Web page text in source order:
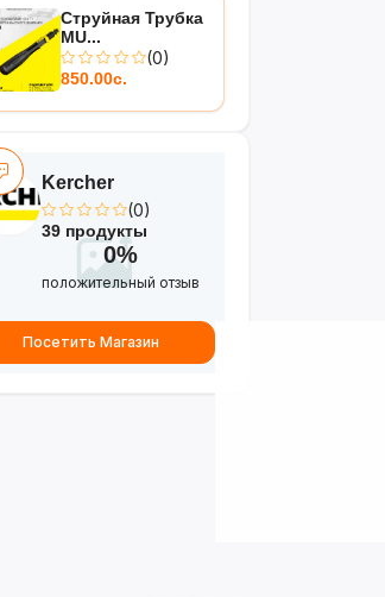
Струйная Трубка
MU...
(0)
850.00с.
Kercher
(0)
39 продукты
0%
положительный отзыв
Посетить Магазин